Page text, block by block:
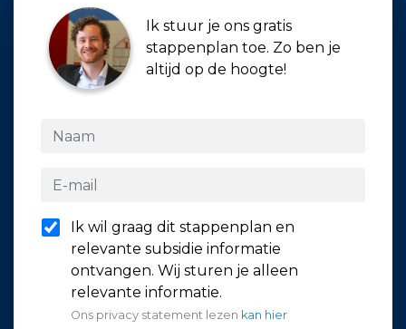
Ik stuur je ons gratis
stappenplan toe. Zo ben je
altijd op de hoogte!
Ik wil graag dit stappenplan en
relevante subsidie informatie
ontvangen. Wij sturen je alleen
relevante informatie.
Ons privacy statement lezen kan hier